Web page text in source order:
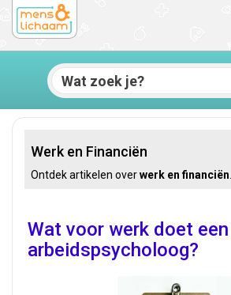
Werk en Financiën
Ontdek artikelen overwerk en financiën
Wat voor werk doet een
arbeidspsycholoog?